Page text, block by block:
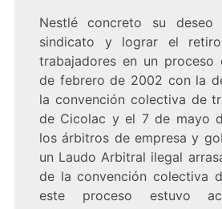
Nestlé concreto su deseo
sindicato y lograr el
trabajadores en un
de febrero de 2002 con la
la convención colectiva de
de Cicolac y el 7 de mayo
los árbitros de empresa y
un Laudo Arbitral ilegal
de la convención colectiva
este proceso estuvo